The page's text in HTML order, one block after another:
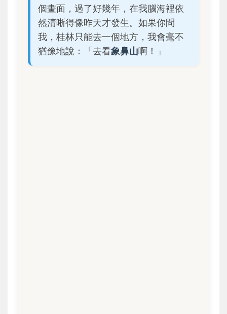
個畫面，過了好幾年，在我腦海裡依
然清晰得像昨天才發生。如果你問
我，桂林只能去一個地方，我會毫不
猶豫地說：「去看象鼻山啊！」